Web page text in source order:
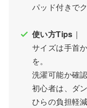
パッド付きで
使い方Tips ｜
サイズは手首
を。
洗濯可能か確
初心者は、ダ
ひらの負担軽